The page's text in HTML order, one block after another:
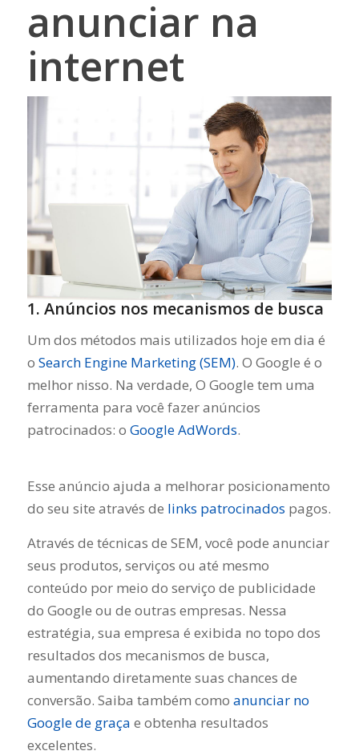
anunciar na
internet
1. Anúncios nos mecanismos de busca
Um dos métodos mais utilizados hoje em dia é
o Search Engine Marketing (SEM). O Google é o
melhor nisso. Na verdade, O Google tem uma
ferramenta para você fazer anúncios
patrocinados: o Google AdWords.
Esse anúncio ajuda a melhorar posicionamento
do seu site através de links patrocinados pagos.
Através de técnicas de SEM, você pode anunciar
seus produtos, serviços ou até mesmo
conteúdo por meio do serviço de publicidade
do Google ou de outras empresas. Nessa
estratégia, sua empresa é exibida no topo dos
resultados dos mecanismos de busca,
aumentando diretamente suas chances de
conversão. Saiba também como anunciar no
Google de graça e obtenha resultados
excelentes.